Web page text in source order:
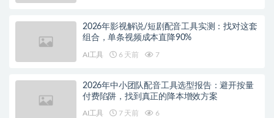
2026年影视解说/短剧配音工具实测：找对这套
组合，单条视频成本直降90%
AI工具 6 天前 7
2026年中小团队配音工具选型报告：避开按量
付费陷阱，找到真正的降本增效方案
AI工具 7 天前 6